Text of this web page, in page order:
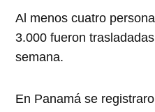
Al menos cuatro
3.000 fueron
semana.
En Panamá se